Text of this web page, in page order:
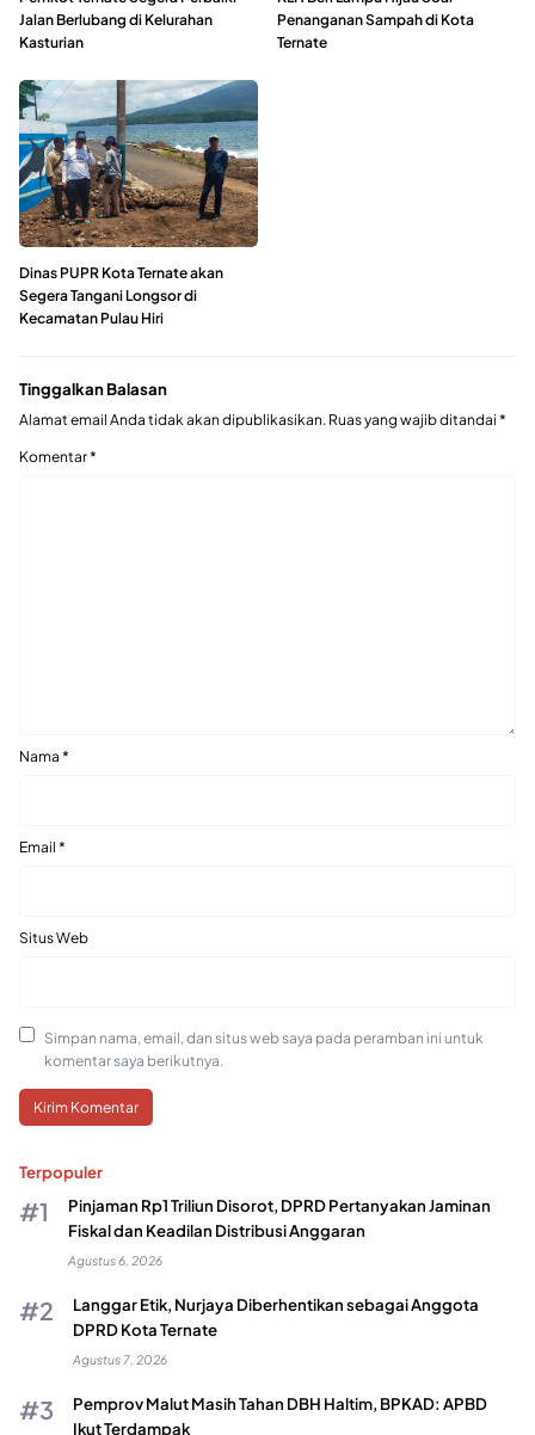
Jalan Berlubang di Kelurahan
Kasturian
Penanganan Sampah di Kota
Ternate
Dinas PUPR Kota Ternate akan
Segera Tangani Longsor di
Kecamatan Pulau Hiri
Tinggalkan Balasan
Alamat email Anda tidak akan dipublikasikan. Ruas yang wajib ditandai *
Komentar*
Nama *
Email *
Situs Web
Simpan nama, email, dan situs web saya pada peramban ini untuk
komentar saya berikutnya.
Terpopuler
Pinjaman Rp1 Triliun Disorot, DPRD Pertanyakan Jaminan
Fiskal dan Keadilan Distribusi Anggaran
Agustus 6, 2026
Langgar Etik, Nurjaya Diberhentikan sebagai Anggota
DPRD Kota Ternate
Agustus 7, 2026
Pemprov Malut Masih Tahan DBH Haltim, BPKAD: APBD
Ikut Terdampak